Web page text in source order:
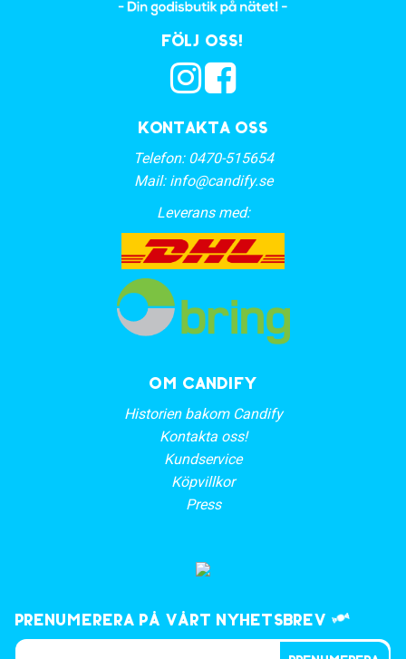
Kontakta oss
Telefon: 0470-515654
Mail: info@candify.se
Leverans med:
Följ oss!
OM CANDIFY
Historien bakom Candify
Kontakta oss!
Kundservice
Köpvillkor
Press
Prenumerera på vårt nyhetsbrev